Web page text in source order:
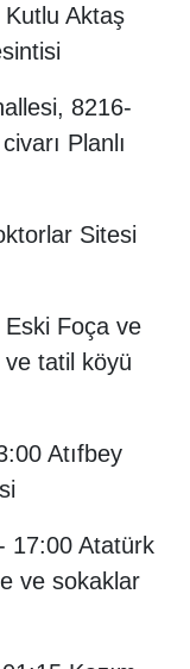
Aktaş
8216-
Planlı
Sitesi
Foça ve
tatil köyü
Atıfbey
17:00 Atatürk
ve sokaklar